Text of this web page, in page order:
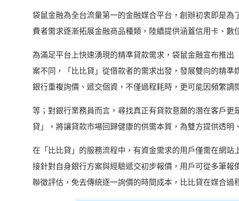
袋鼠金融為全台流量第一的金融媒合平台，創辦初衷即是
費者需求逐漸拓展金融商品種類，陸續提供涵蓋信用卡、數
為滿足平台上快速湧現的精準貸款需求，袋鼠金融宣布推
案不同，「比比貸」從借款者的需求出發，發展雙向的精
銀行重複詢價、遞交個資，不僅過程耗時，更可能因頻繁調
等；對銀行業務員而言，尋找真正有貸款意願的潛在客戶
貸」，將讓貸款市場回歸健康的供需本質，為雙方提供透明
在「比比貸」的服務流程中，有資金需求的用戶僅需在網
接針對自身銀行方案與經驗遞交初步報價，用戶可從多筆
聯徵評估，免去傳統逐一詢價的時間成本，比比貸在媒合過